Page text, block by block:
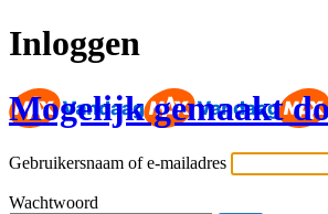
Inloggen
Mogelijk gemaakt
Gebruikersnaam of e-mailadres
Wachtwoord